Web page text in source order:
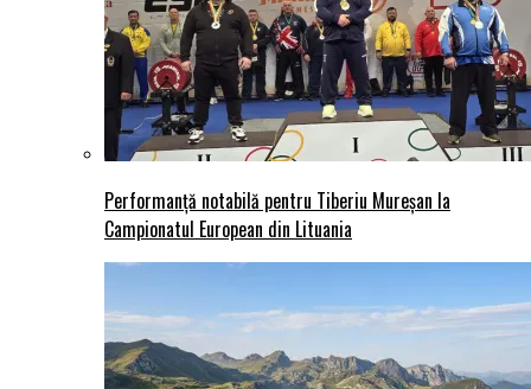
Performanță notabilă pentru Tiberiu Mureșan la
Campionatul European din Lituania